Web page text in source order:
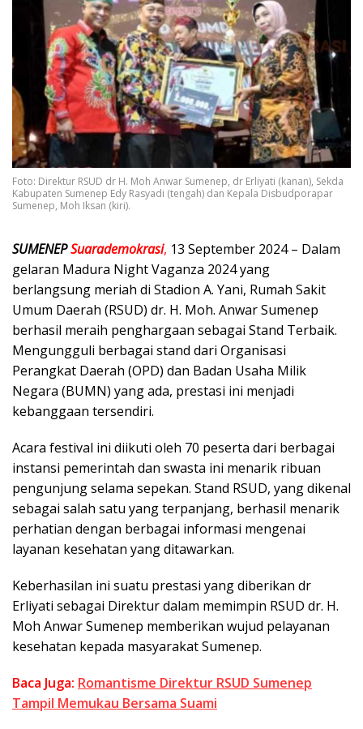
Foto: Direktur RSUD dr H. Moh Anwar Sumenep, dr Erliyati (kanan), Sekda
Kabupaten Sumenep Edy Rasyadi (tengah) dan Kepala Disbudporapar
Sumenep, Moh Iksan (kiri).
SUMENEPSuarademokrasi, 13 September 2024 – Dalam
gelaran Madura Night Vaganza 2024 yang
berlangsung meriah di Stadion A. Yani, Rumah Sakit
Umum Daerah (RSUD) dr. H. Moh. Anwar Sumenep
berhasil meraih penghargaan sebagai Stand Terbaik.
Mengungguli berbagai stand dari Organisasi
Perangkat Daerah (OPD) dan Badan Usaha Milik
Negara (BUMN) yang ada, prestasi ini menjadi
kebanggaan tersendiri.
Acara festival ini diikuti oleh 70 peserta dari berbagai
instansi pemerintah dan swasta ini menarik ribuan
pengunjung selama sepekan. Stand RSUD, yang dikenal
sebagai salah satu yang terpanjang, berhasil menarik
perhatian dengan berbagai informasi mengenai
layanan kesehatan yang ditawarkan.
Keberhasilan ini suatu prestasi yang diberikan dr
Erliyati sebagai Direktur dalam memimpin RSUD dr. H.
Moh Anwar Sumenep memberikan wujud pelayanan
kesehatan kepada masyarakat Sumenep.
Baca Juga: Romantisme Direktur RSUD Sumenep
Tampil Memukau Bersama Suami